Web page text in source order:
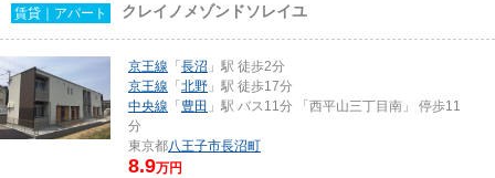
賃貸｜アパート クレイノメゾンドソレイユ
京王線 「長沼 」駅 徒歩2分
京王線 「北野 」駅 徒歩17分
中央線 「豊田 」駅 バス11分 「西平山三丁目南」 停歩11
分
東京都八王子市長沼町
8.9万円